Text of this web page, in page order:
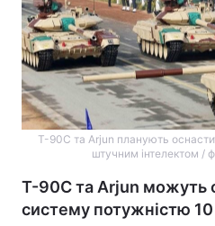
Т-90С та Arjun планують
штучним інтелектом /
Т-90C та Arjun можуть
систему потужністю 10